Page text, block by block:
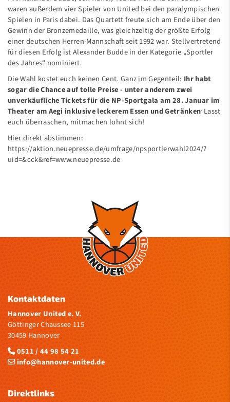
waren außerdem vier Spieler von United bei den paralympischen
Spielen in Paris dabei. Das Quartett freute sich am Ende über den
Gewinn der Bronzemedaille, was gleichzeitig der größte Erfolg
einer deutschen Herren-Mannschaft seit 1992 war. Stellvertretend
für diesen Erfolg ist Alexander Budde in der Kategorie „Sportler
des Jahres“ nominiert.
Die Wahl kostet euch keinen Cent. Ganz im Gegenteil: Ihr habt
sogar die Chance auf tolle Preise - unter anderem zwei
unverkäufliche Tickets für die NP-Sportgala am 28. Januar im
Theater am Aegi inklusive leckerem Essen und Getränken. Lasst
euch überraschen, mitmachen lohnt sich!
Hier direkt abstimmen:
https://aktion.neuepresse.de/umfrage/npsportlerwahl2024/?
uid=&cck&ref=www.neuepresse.de
Kontaktdaten
Hannover United e. V.
Göttinger Chaussee 115
30459 Hannover
0511 / 44 98 54 21
info@hannover-united.de
Direktlinks